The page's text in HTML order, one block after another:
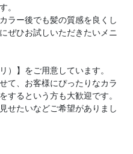
。
ラー後でも髪の質感を良くし
ぜひお試しいただきたいメニ
）】をご用意しています。
て、お客様にぴったりなカラ
するという方も大歓迎です。
せたいなどご希望がありまし